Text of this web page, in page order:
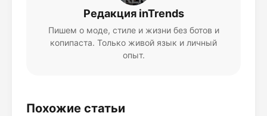
Редакция inTrends
Пишем о моде, стиле и жизни без ботов и
копипаста. Только живой язык и личный
опыт.
Похожие статьи